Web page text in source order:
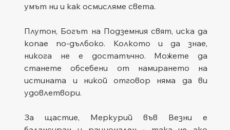
умът ни и как осмисляме света.
Плутон, Богът на Подземния свят, иска да
копае по-дълбоко. Колкото и да знае,
никога не е достатъчно. Можете да
станете обсебени от намирането на
истината и никой отговор няма да ви
удовлетвори.
За щастие, Меркурий във Везни е